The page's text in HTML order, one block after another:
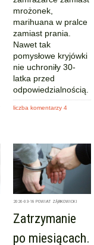
mrożonek,
marihuana w pralce
zamiast prania.
Nawet tak
pomysłowe kryjówki
nie uchroniły 30-
latka przed
odpowiedzialnością.
liczba komentarzy 4
2026-03-18 POWIAT ZĄBKOWICKI
Zatrzymanie
po miesiącach.